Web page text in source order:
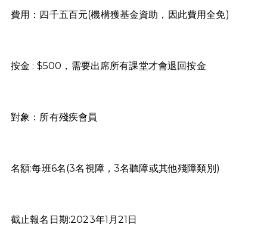
費用：四千五百元(機構獲基金資助，因此費用全免)
按金 : $500，需要出席所有課堂才會退回按金
對象：所有殘疾會員
名額:每班6名(3名視障，3名聽障或其他殘障類別)
截止報名日期:2023年1月21日